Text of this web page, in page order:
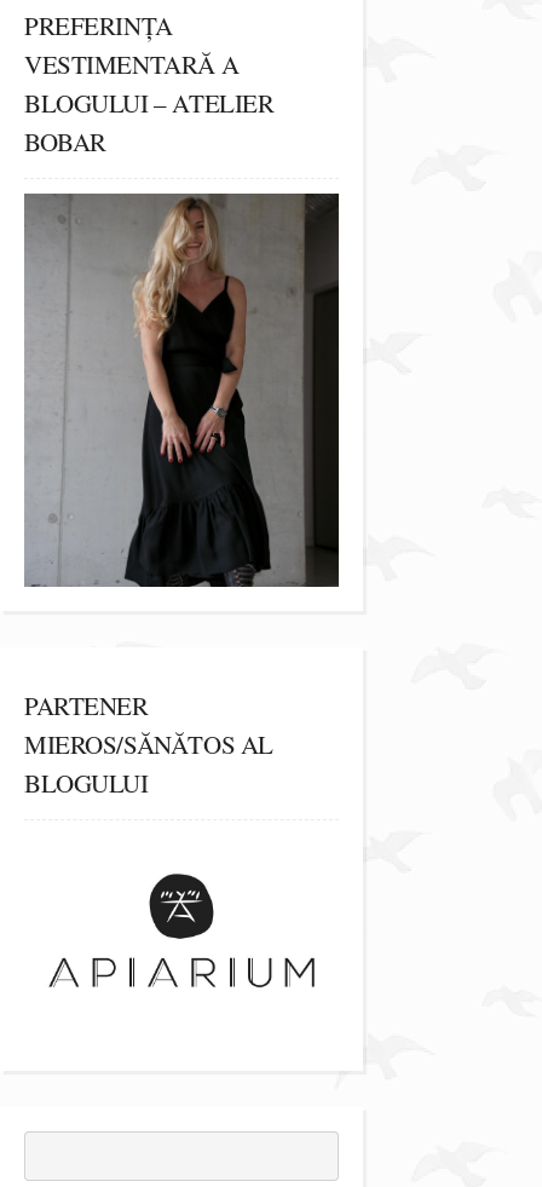
PREFERINȚA
VESTIMENTARĂ A
BLOGULUI – ATELIER
BOBAR
PARTENER
MIEROS/SĂNĂTOS AL
BLOGULUI